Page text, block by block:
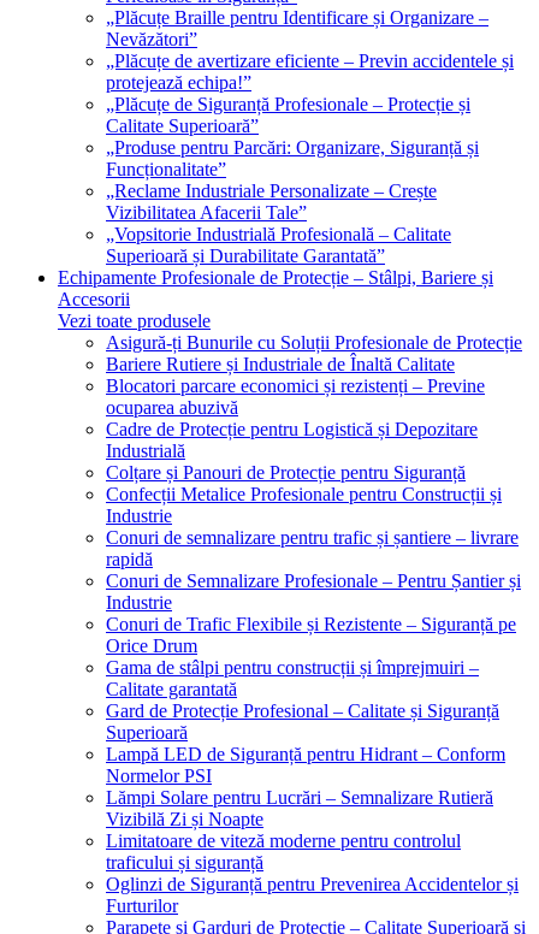
„Plăcuțe Braille pentru Identificare și Organizare –
Nevăzători”
„Plăcuțe de avertizare eficiente – Previn accidentele și
protejează echipa!”
„Plăcuțe de Siguranță Profesionale – Protecție și
Calitate Superioară”
„Produse pentru Parcări: Organizare, Siguranță și
Funcționalitate”
„Reclame Industriale Personalizate – Crește
Vizibilitatea Afacerii Tale”
„Vopsitorie Industrială Profesională – Calitate
Superioară și Durabilitate Garantată”
Echipamente Profesionale de Protecție – Stâlpi, Bariere și
Accesorii
Vezi toate produsele
Asigură-ți Bunurile cu Soluții Profesionale de Protecție
Bariere Rutiere și Industriale de Înaltă Calitate
Blocatori parcare economici și rezistenți – Previne
ocuparea abuzivă
Cadre de Protecție pentru Logistică și Depozitare
Industrială
Colțare și Panouri de Protecție pentru Siguranță
Confecții Metalice Profesionale pentru Construcții și
Industrie
Conuri de semnalizare pentru trafic și șantiere – livrare
rapidă
Conuri de Semnalizare Profesionale – Pentru Șantier și
Industrie
Conuri de Trafic Flexibile și Rezistente – Siguranță pe
Orice Drum
Gama de stâlpi pentru construcții și împrejmuiri –
Calitate garantată
Gard de Protecție Profesional – Calitate și Siguranță
Superioară
Lampă LED de Siguranță pentru Hidrant – Conform
Normelor PSI
Lămpi Solare pentru Lucrări – Semnalizare Rutieră
Vizibilă Zi și Noapte
Limitatoare de viteză moderne pentru controlul
traficului și siguranță
Oglinzi de Siguranță pentru Prevenirea Accidentelor și
Furturilor
Parapete și Garduri de Protecție – Calitate Superioară și